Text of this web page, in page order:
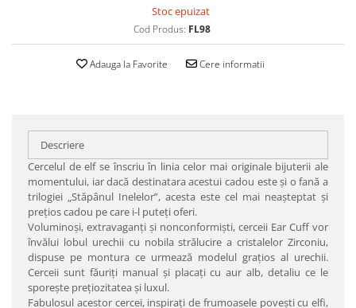
Stoc epuizat
Cod Produs: FL98
Adauga la Favorite Cere informatii
Descriere
Cercelul de elf se înscriu în linia celor mai originale bijuterii ale
momentului, iar dacă destinatara acestui cadou este şi o fană a
trilogiei „Stăpânul Inelelor”, acesta este cel mai neaşteptat şi
preţios cadou pe care i-l puteţi oferi.
Voluminoşi, extravaganţi şi nonconformişti, cerceii Ear Cuff vor
învălui lobul urechii cu nobila strălucire a cristalelor Zirconiu,
dispuse pe montura ce urmează modelul graţios al urechii.
Cerceii sunt făuriţi manual şi placaţi cu aur alb, detaliu ce le
sporeşte preţiozitatea şi luxul.
Fabulosul acestor cercei, inspiraţi de frumoasele poveşti cu elfi,